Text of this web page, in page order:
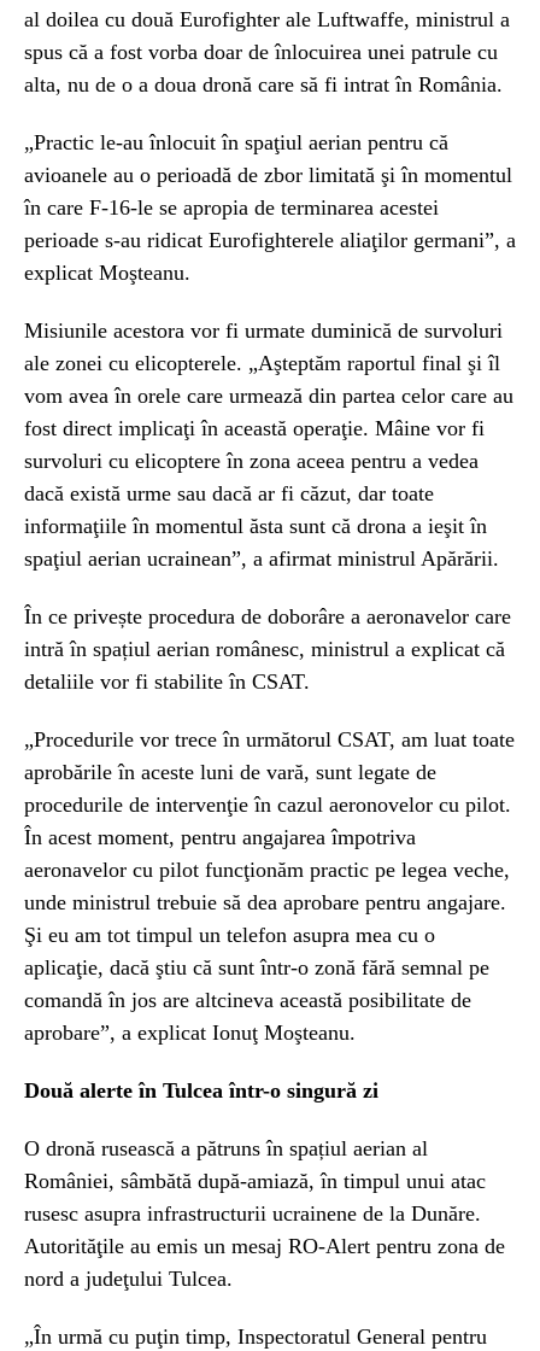
al doilea cu două Eurofighter ale Luftwaffe, ministrul a
spus că a fost vorba doar de înlocuirea unei patrule cu
alta, nu de o a doua dronă care să fi intrat în România.
„Practic le-au înlocuit în spaţiul aerian pentru că
avioanele au o perioadă de zbor limitată şi în momentul
în care F-16-le se apropia de terminarea acestei
perioade s-au ridicat Eurofighterele aliaţilor germani”, a
explicat Moşteanu.
Misiunile acestora vor fi urmate duminică de survoluri
ale zonei cu elicopterele. „Aşteptăm raportul final şi îl
vom avea în orele care urmează din partea celor care au
fost direct implicaţi în această operaţie. Mâine vor fi
survoluri cu elicoptere în zona aceea pentru a vedea
dacă există urme sau dacă ar fi căzut, dar toate
informaţiile în momentul ăsta sunt că drona a ieşit în
spaţiul aerian ucrainean”, a afirmat ministrul Apărării.
În ce privește procedura de doborâre a aeronavelor care
intră în spațiul aerian românesc, ministrul a explicat că
detaliile vor fi stabilite în CSAT.
„Procedurile vor trece în următorul CSAT, am luat toate
aprobările în aceste luni de vară, sunt legate de
procedurile de intervenţie în cazul aeronovelor cu pilot.
În acest moment, pentru angajarea împotriva
aeronavelor cu pilot funcţionăm practic pe legea veche,
unde ministrul trebuie să dea aprobare pentru angajare.
Şi eu am tot timpul un telefon asupra mea cu o
aplicaţie, dacă ştiu că sunt într-o zonă fără semnal pe
comandă în jos are altcineva această posibilitate de
aprobare”, a explicat Ionuţ Moşteanu.
Două alerte în Tulcea într-o singură zi
O dronă rusească a pătruns în spațiul aerian al
României, sâmbătă după-amiază, în timpul unui atac
rusesc asupra infrastructurii ucrainene de la Dunăre.
Autorităţile au emis un mesaj RO-Alert pentru zona de
nord a judeţului Tulcea.
„În urmă cu puţin timp, Inspectoratul General pentru